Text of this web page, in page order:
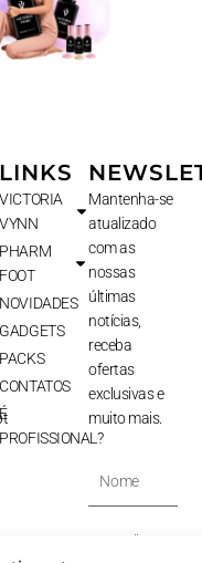
LINKS
VICTORIA
VYNN
PHARM
FOOT
NOVIDADES
GADGETS
PACKS
CONTATOS
É
PROFISSIONAL?
Mantenha-se
atualizado
com as
nossas
últimas
notícias,
receba
ofertas
exclusivas e
muito mais.
Nome